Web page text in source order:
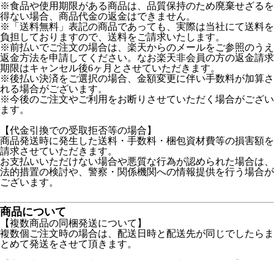
※食品や使用期限がある商品は、品質保持のため廃棄せざるを
得ない場合、商品代金の返金はできません。
※「送料無料」表記の商品であっても、実際は当社にて送料を
負担しておりますので、送料をご請求いたします。
※前払いでご注文の場合は、楽天からのメールをご参照のうえ
返金方法を申請してください。なお楽天非会員の方の返金請求
期限はキャンセル後6ヶ月とさせていただきます。
※後払い決済をご選択の場合、金額変更に伴い手数料が加算さ
れる場合がございます。
※今後のご注文やご利用をお断りさせていただく場合がござい
ます。
【代金引換での受取拒否等の場合】
商品発送時に発生した送料・手数料・梱包資材費等の損害額を
請求させていただきます。
お支払いいただけない場合や悪質な行為が認められた場合は、
法的措置の検討や、警察・関係機関への情報提供を行う場合が
ございます。
商品について
【複数商品の同梱発送について】
複数個ご注文時の場合は、配送日時と配送先が同じでしたらま
とめて発送をさせて頂きます。